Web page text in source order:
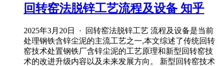
回转窑法脱锌工艺流程及设备 知乎
2025年3月20日 · 回转窑法脱锌工艺 流程及设备是当前
处理钢铁含锌尘泥的主流工艺之一,本文综述了传统回转
窑技术处置钢铁厂含锌尘泥的工艺原理和新型回转窑技
术的改进升级内容以及未来发展方向。 新型回转窑技术